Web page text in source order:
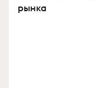
рынка